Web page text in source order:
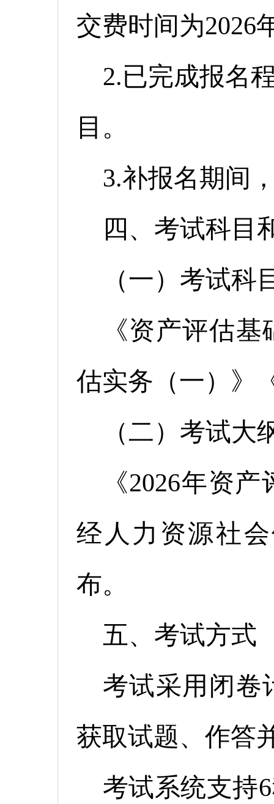
交费时间为2026
2.已完成报名
目。
3.补报名期间
四、考试科目
（一）考试科
《资产评估
估实务（一）》
（二）考试大
《2026年资
经人力资源社
布。
五、考试方式
考试采用闭卷
获取试题、作答
考试系统支持